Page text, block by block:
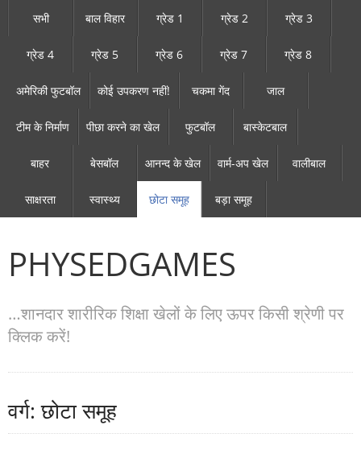
सभी बाल विहार ग्रेड 1 ग्रेड 2 ग्रेड 3
ग्रेड 4 ग्रेड 5 ग्रेड 6 ग्रेड 7 ग्रेड 8
अमेरिकी फुटबॉल कोई उपकरण नहीं! चकमा गेंद जाल
टीम के निर्माण पीछा करने का खेल फुटबॉल बास्केटबाल
बाहर बेसबॉल आनन्द के खेल वार्म-अप खेल वालीबाल
साक्षरता स्वास्थ्य छोटा समूह बड़ा समूह
PHYSEDGAMES
…शानदार शारीरिक शिक्षा खेलों के लिए ऊपर किसी श्रेणी पर
क्लिक करें!
वर्ग: छोटा समूह